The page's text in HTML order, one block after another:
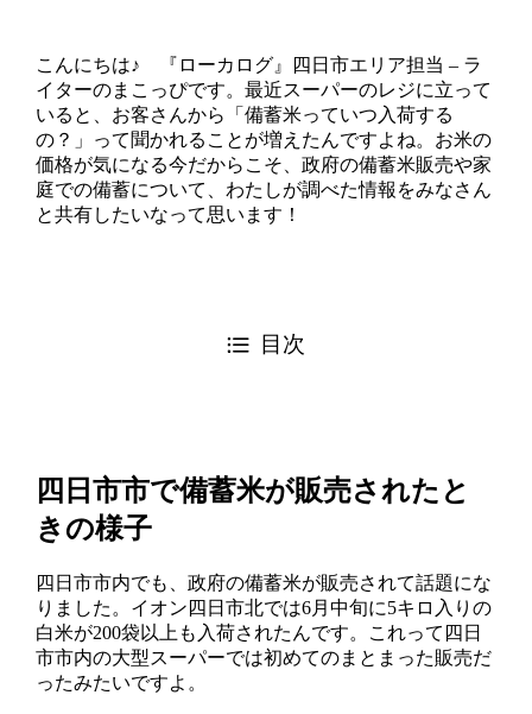
こんにちは♪ 『ローカログ』四日市エリア担当 – ラ
イターのまこっぴです。最近スーパーのレジに立って
いると、お客さんから「備蓄米っていつ入荷する
の？」って聞かれることが増えたんですよね。お米の
価格が気になる今だからこそ、政府の備蓄米販売や家
庭での備蓄について、わたしが調べた情報をみなさん
と共有したいなって思います！
目次
四日市市で備蓄米が販売されたと
きの様子
四日市市内でも、政府の備蓄米が販売されて話題にな
りました。イオン四日市北では6月中旬に5キロ入りの
白米が200袋以上も入荷されたんです。これって四日
市市内の大型スーパーでは初めてのまとまった販売だ
ったみたいですよ。